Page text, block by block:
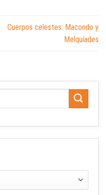
Cuerpos celestes: Macondo y
Melquíades